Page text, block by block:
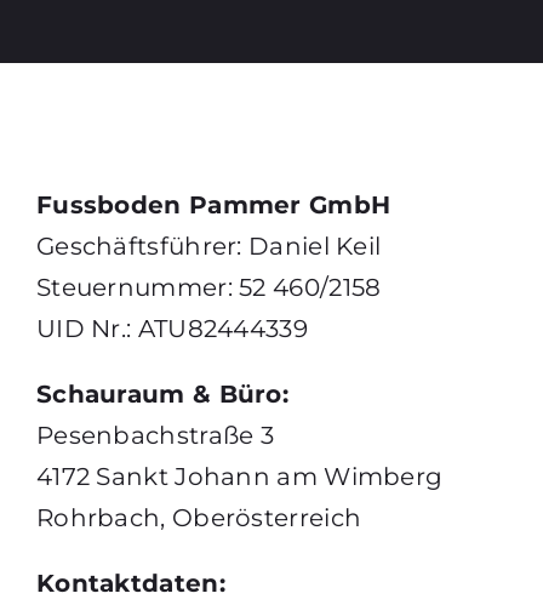
Fussboden Pammer GmbH
Geschäftsführer: Daniel Keil
Steuernummer: 52 460/2158
UID Nr.: ATU82444339
Schauraum & Büro:
Pesenbachstraße 3
4172 Sankt Johann am Wimberg
Rohrbach, Oberösterreich
Kontaktdaten: